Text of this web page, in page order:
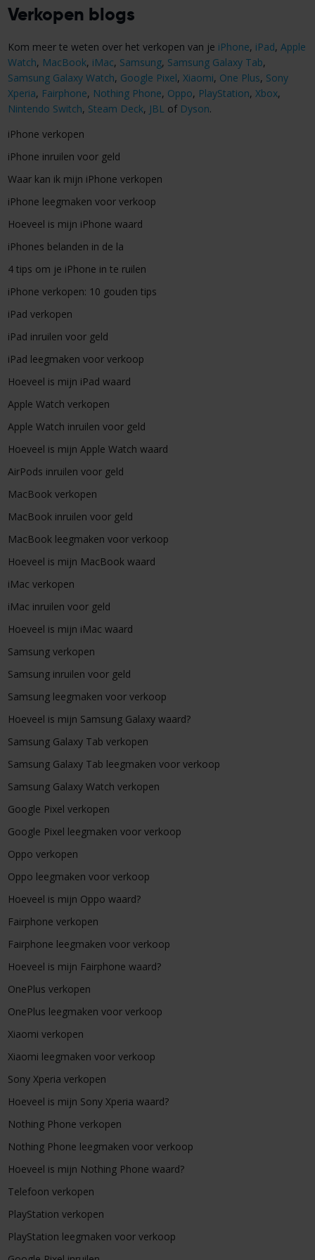
Verkopen blogs
Kom meer te weten over het verkopen van je iPhone, iPad, Apple
Watch, MacBook, iMac, Samsung, Samsung Galaxy Tab,
Samsung Galaxy Watch, Google Pixel, Xiaomi, One Plus, Sony
Xperia, Fairphone, Nothing Phone, Oppo, PlayStation, Xbox,
Nintendo Switch, Steam Deck, JBL of Dyson.
iPhone verkopen
iPhone inruilen voor geld
Waar kan ik mijn iPhone verkopen
iPhone leegmaken voor verkoop
Hoeveel is mijn iPhone waard
iPhones belanden in de la
4 tips om je iPhone in te ruilen
iPhone verkopen: 10 gouden tips
iPad verkopen
iPad inruilen voor geld
iPad leegmaken voor verkoop
Hoeveel is mijn iPad waard
Apple Watch verkopen
Apple Watch inruilen voor geld
Hoeveel is mijn Apple Watch waard
AirPods inruilen voor geld
MacBook verkopen
MacBook inruilen voor geld
MacBook leegmaken voor verkoop
Hoeveel is mijn MacBook waard
iMac verkopen
iMac inruilen voor geld
Hoeveel is mijn iMac waard
Samsung verkopen
Samsung inruilen voor geld
Samsung leegmaken voor verkoop
Hoeveel is mijn Samsung Galaxy waard?
Samsung Galaxy Tab verkopen
Samsung Galaxy Tab leegmaken voor verkoop
Samsung Galaxy Watch verkopen
Google Pixel verkopen
Google Pixel leegmaken voor verkoop
Oppo verkopen
Oppo leegmaken voor verkoop
Hoeveel is mijn Oppo waard?
Fairphone verkopen
Fairphone leegmaken voor verkoop
Hoeveel is mijn Fairphone waard?
OnePlus verkopen
OnePlus leegmaken voor verkoop
Xiaomi verkopen
Xiaomi leegmaken voor verkoop
Sony Xperia verkopen
Hoeveel is mijn Sony Xperia waard?
Nothing Phone verkopen
Nothing Phone leegmaken voor verkoop
Hoeveel is mijn Nothing Phone waard?
Telefoon verkopen
PlayStation verkopen
PlayStation leegmaken voor verkoop